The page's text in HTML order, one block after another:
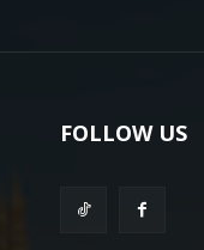
FOLLOW US